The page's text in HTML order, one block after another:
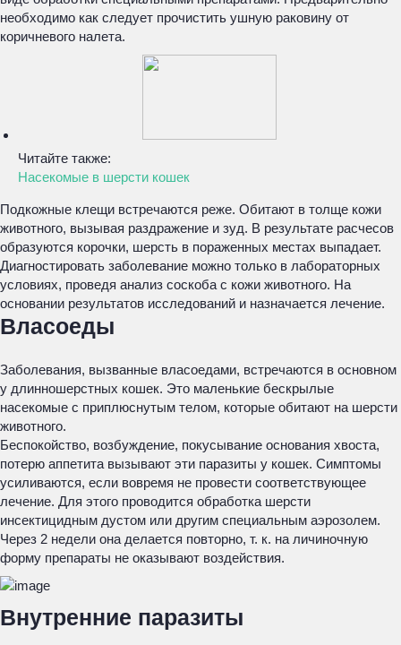
необходимо как следует прочистить ушную раковину от
коричневого налета.
Читайте также:
Насекомые в шерсти кошек
Подкожные клещи встречаются реже. Обитают в толще кожи
животного, вызывая раздражение и зуд. В результате расчесов
образуются корочки, шерсть в пораженных местах выпадает.
Диагностировать заболевание можно только в лабораторных
условиях, проведя анализ соскоба с кожи животного. На
основании результатов исследований и назначается лечение.
Власоеды
Заболевания, вызванные власоедами, встречаются в основном
у длинношерстных кошек. Это маленькие бескрылые
насекомые с приплюснутым телом, которые обитают на шерсти
животного.
Беспокойство, возбуждение, покусывание основания хвоста,
потерю аппетита вызывают эти паразиты у кошек. Симптомы
усиливаются, если вовремя не провести соответствующее
лечение. Для этого проводится обработка шерсти
инсектицидным дустом или другим специальным аэрозолем.
Через 2 недели она делается повторно, т. к. на личиночную
форму препараты не оказывают воздействия.
Внутренние паразиты